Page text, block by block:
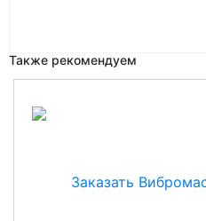
Также рекомендуем